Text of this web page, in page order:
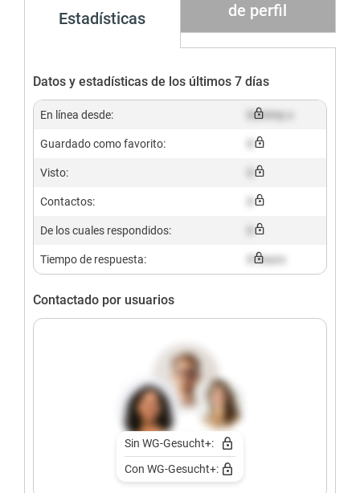
Estadísticas de perfil
Datos y estadísticas de los últimos 7 días
En línea desde: Dummy x
Guardado como favorito:
Visto:
Contactos:
De los cuales respondidos:
Tiempo de respuesta: X hours
Contactado por usuarios
Sin WG-Gesucht+:
Con WG-Gesucht+: